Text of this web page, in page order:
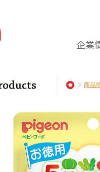
企業
商品